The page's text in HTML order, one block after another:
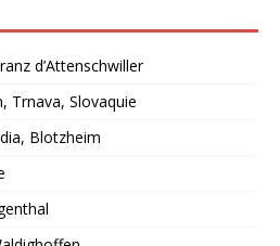
d’Attenschwiller
Trnava, Slovaquie
Blotzheim